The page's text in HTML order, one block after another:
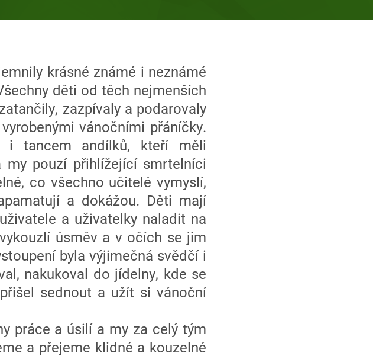
krásné známé i neznámé
děti od těch nejmenších
zazpívaly a podarovaly
vánočními přáníčky.
i tancem andílků, kteří měli
my pouzí přihlížející smrtelníci
co všechno učitelé vymyslí,
a dokážou. Děti mají
a uživatelky naladit na
úsměv a v očích se jim
byla výjimečná svědčí i
nakukoval do jídelny, kde se
sednout a užít si vánoční
práce a úsilí a my za celý tým
a přejeme klidné a kouzelné